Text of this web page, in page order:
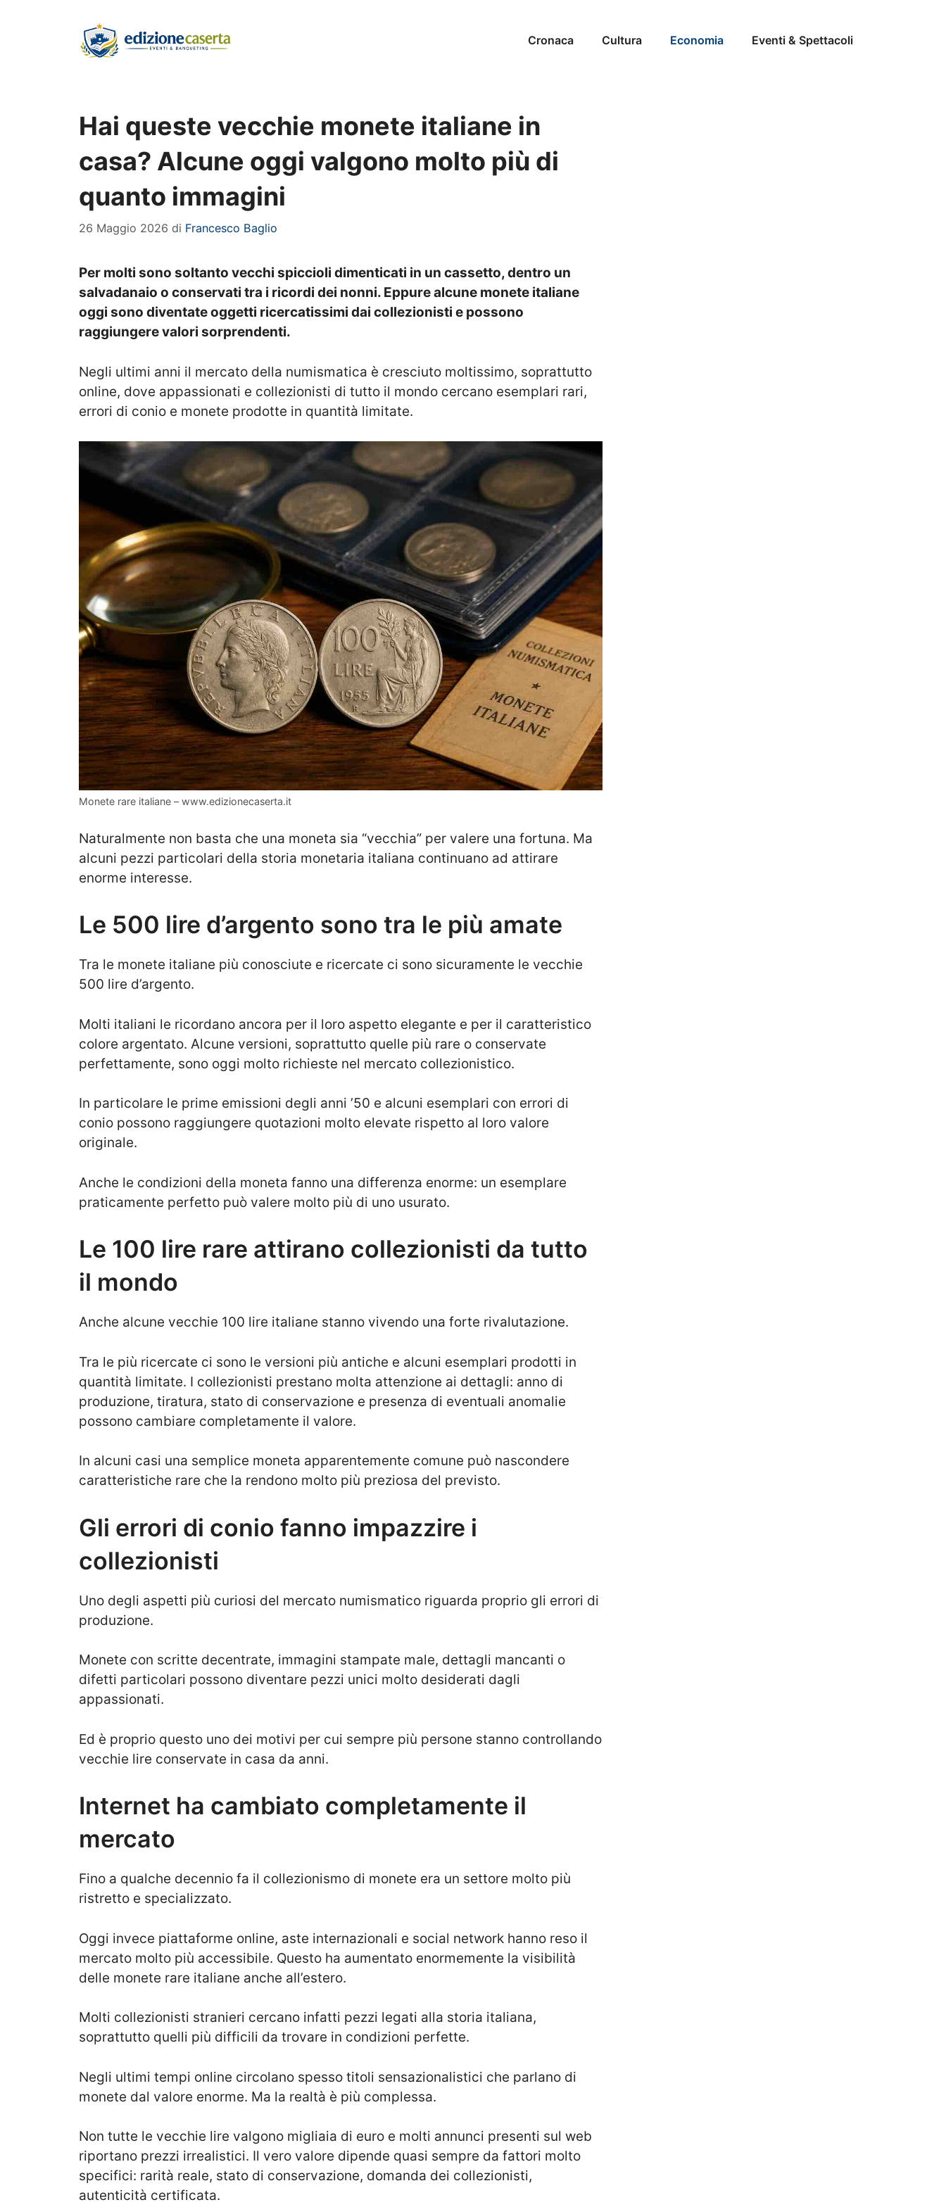
Cronaca Cultura Economia Eventi & Spettacoli
Hai queste vecchie monete italiane in
casa? Alcune oggi valgono molto più di
quanto immagini
26 Maggio 2026 di Francesco Baglio
Per molti sono soltanto vecchi spiccioli dimenticati in un cassetto, dentro un
salvadanaio o conservati tra i ricordi dei nonni. Eppure alcune monete italiane
oggi sono diventate oggetti ricercatissimi dai collezionisti e possono
raggiungere valori sorprendenti.
Negli ultimi anni il mercato della numismatica è cresciuto moltissimo, soprattutto
online, dove appassionati e collezionisti di tutto il mondo cercano esemplari rari,
errori di conio e monete prodotte in quantità limitate.
Monete rare italiane – www.edizionecaserta.it
Naturalmente non basta che una moneta sia “vecchia” per valere una fortuna. Ma
alcuni pezzi particolari della storia monetaria italiana continuano ad attirare
enorme interesse.
Le 500 lire d’argento sono tra le più amate
Tra le monete italiane più conosciute e ricercate ci sono sicuramente le vecchie
500 lire d’argento.
Molti italiani le ricordano ancora per il loro aspetto elegante e per il caratteristico
colore argentato. Alcune versioni, soprattutto quelle più rare o conservate
perfettamente, sono oggi molto richieste nel mercato collezionistico.
In particolare le prime emissioni degli anni ’50 e alcuni esemplari con errori di
conio possono raggiungere quotazioni molto elevate rispetto al loro valore
originale.
Anche le condizioni della moneta fanno una differenza enorme: un esemplare
praticamente perfetto può valere molto più di uno usurato.
Le 100 lire rare attirano collezionisti da tutto
il mondo
Anche alcune vecchie 100 lire italiane stanno vivendo una forte rivalutazione.
Tra le più ricercate ci sono le versioni più antiche e alcuni esemplari prodotti in
quantità limitate. I collezionisti prestano molta attenzione ai dettagli: anno di
produzione, tiratura, stato di conservazione e presenza di eventuali anomalie
possono cambiare completamente il valore.
In alcuni casi una semplice moneta apparentemente comune può nascondere
caratteristiche rare che la rendono molto più preziosa del previsto.
Gli errori di conio fanno impazzire i
collezionisti
Uno degli aspetti più curiosi del mercato numismatico riguarda proprio gli errori di
produzione.
Monete con scritte decentrate, immagini stampate male, dettagli mancanti o
difetti particolari possono diventare pezzi unici molto desiderati dagli
appassionati.
Ed è proprio questo uno dei motivi per cui sempre più persone stanno controllando
vecchie lire conservate in casa da anni.
Internet ha cambiato completamente il
mercato
Fino a qualche decennio fa il collezionismo di monete era un settore molto più
ristretto e specializzato.
Oggi invece piattaforme online, aste internazionali e social network hanno reso il
mercato molto più accessibile. Questo ha aumentato enormemente la visibilità
delle monete rare italiane anche all’estero.
Molti collezionisti stranieri cercano infatti pezzi legati alla storia italiana,
soprattutto quelli più difficili da trovare in condizioni perfette.
Negli ultimi tempi online circolano spesso titoli sensazionalistici che parlano di
monete dal valore enorme. Ma la realtà è più complessa.
Non tutte le vecchie lire valgono migliaia di euro e molti annunci presenti sul web
riportano prezzi irrealistici. Il vero valore dipende quasi sempre da fattori molto
specifici: rarità reale, stato di conservazione, domanda dei collezionisti,
autenticità certificata.